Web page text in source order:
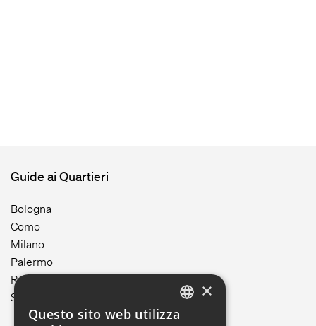
Guide ai Quartieri
Bologna
Como
Milano
Palermo
Roma
Siracusa
ENGLISH
×
Questo sito web utilizza